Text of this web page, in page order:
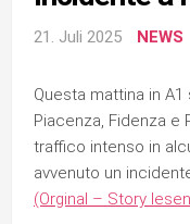
21. Juli 2025 NEWS
Questa mattina in
Piacenza, Fidenza e
traffico intenso in
avvenuto un
(Orginal – Story